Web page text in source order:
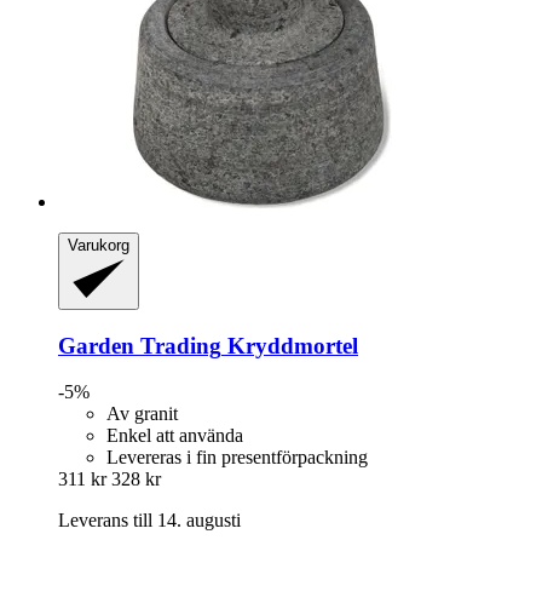
Varukorg
Garden Trading Kryddmortel
-5%
Av granit
Enkel att använda
Levereras i fin presentförpackning
311 kr 328 kr
Leverans till 14. augusti